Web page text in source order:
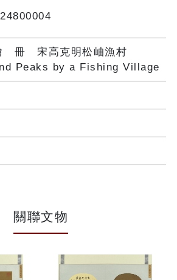
冊 宋高克明松岫漁村
Peaks by a Fishing Village
關聯文物